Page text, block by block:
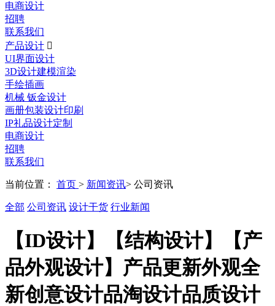
电商设计
招聘
联系我们
产品设计 
UI界面设计
3D设计建模渲染
手绘插画
机械 钣金设计
画册包装设计印刷
IP礼品设计定制
电商设计
招聘
联系我们
当前位置： 首页 > 新闻资讯> 公司资讯
全部 公司资讯 设计干货 行业新闻
【ID设计】【结构设计】【产
品外观设计】产品更新外观全
新创意设计品淘设计品质设计